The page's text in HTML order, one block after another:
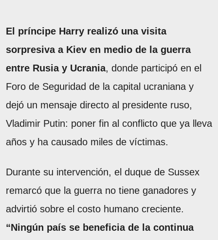
El príncipe Harry realizó una visita
sorpresiva a Kiev en medio de la guerra
entre Rusia y Ucrania, donde participó en el
Foro de Seguridad de la capital ucraniana y
dejó un mensaje directo al presidente ruso,
Vladimir Putin: poner fin al conflicto que ya lleva
años y ha causado miles de víctimas.
Durante su intervención, el duque de Sussex
remarcó que la guerra no tiene ganadores y
advirtió sobre el costo humano creciente.
“Ningún país se beneficia de la continua